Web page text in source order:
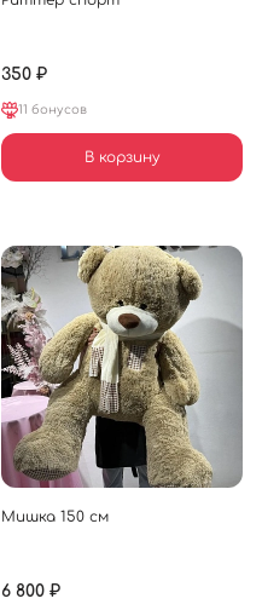
350 ₽
11 бонусов
В корзину
Мишка 150 см
6 800 ₽